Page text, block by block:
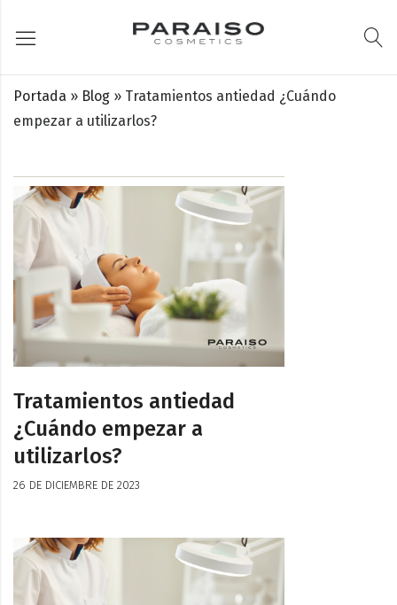
Portada » Blog » Tratamientos antiedad ¿Cuándo
empezar a utilizarlos?
Tratamientos antiedad
¿Cuándo empezar a
utilizarlos?
26 DE DICIEMBRE DE 2023